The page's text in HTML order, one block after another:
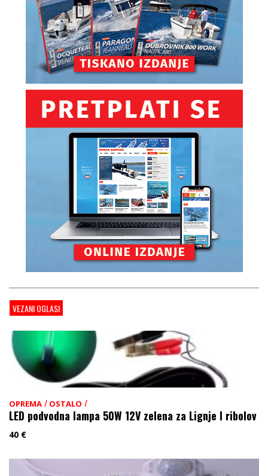
VEZANI OGLASI
OPREMA / OSTALO /
LED podvodna lampa 50W 12V zelena za Lignje I ribolov
40 €